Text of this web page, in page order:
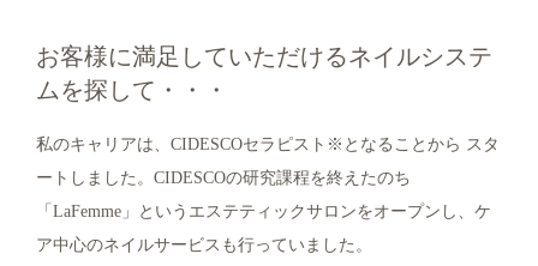
お客様に満足していただけるネイルシステ
ムを探して・・・
私のキャリアは、CIDESCOセラピスト※となることから スタ
ートしました。CIDESCOの研究課程を終えたのち
「LaFemme」というエステティックサロンをオープンし、ケ
ア中心のネイルサービスも行っていました。